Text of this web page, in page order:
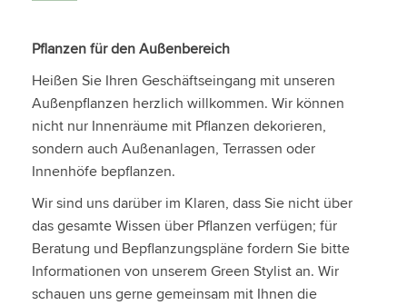
Pflanzen für den Außenbereich
Heißen Sie Ihren Geschäftseingang mit unseren
Außenpflanzen herzlich willkommen. Wir können
nicht nur Innenräume mit Pflanzen dekorieren,
sondern auch Außenanlagen, Terrassen oder
Innenhöfe bepflanzen.
Wir sind uns darüber im Klaren, dass Sie nicht über
das gesamte Wissen über Pflanzen verfügen; für
Beratung und Bepflanzungspläne fordern Sie bitte
Informationen von unserem Green Stylist an. Wir
schauen uns gerne gemeinsam mit Ihnen die